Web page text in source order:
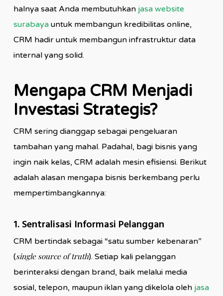
halnya saat Anda membutuhkan jasa website
surabayauntuk membangun kredibilitas online,
CRM hadir untuk membangun infrastruktur data
internal yang solid.
Mengapa CRM Menjadi
Investasi Strategis?
CRM sering dianggap sebagai pengeluaran
tambahan yang mahal. Padahal, bagi bisnis yang
ingin naik kelas, CRM adalah mesin efisiensi. Berikut
adalah alasan mengapa bisnis berkembang perlu
mempertimbangkannya:
1. Sentralisasi Informasi Pelanggan
CRM bertindak sebagai “satu sumber kebenaran”
(single source of truth). Setiap kali pelanggan
berinteraksi dengan brand, baik melalui media
sosial, telepon, maupun iklan yang dikelola oleh jasa